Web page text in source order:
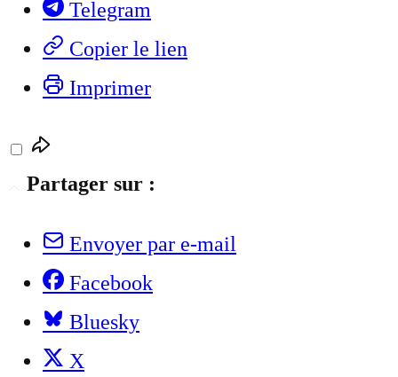
Telegram
Copier le lien
Imprimer
Partager sur :
Envoyer par e-mail
Facebook
Bluesky
X